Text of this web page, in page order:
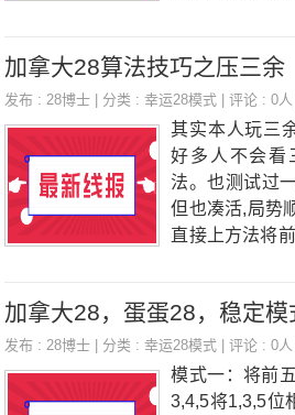
在140%
你们自己决定
机率80%首先
6-22的，他们
3.4；8是4.3；
1；12是7.7；
4；16是7.4；
7；20是4.2；
加拿大28算法技巧之压三余
发布 :28博士 | 分类 :幸运28模式 | 评论 : 0
其实本人玩三
好多人不会看
法。也测试过
但也凑活,局势
直接上方法将
数为1,下期买
买3N2的反选;
选;
加拿大28，蛋蛋28，稳定模
发布 :28博士 | 分类 :幸运28模式 | 评论 : 0
模式一：将前
3,4,5将1,3,5位